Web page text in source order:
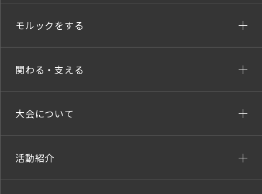
モルックをする
関わる・支える
大会について
活動紹介